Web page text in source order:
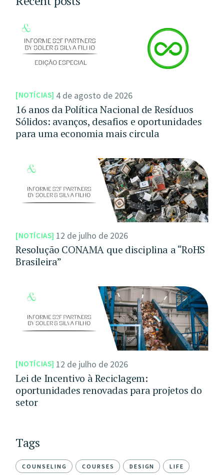
NOTÍCIAS 4 de agosto de 2026
16 anos da Política Nacional de Resíduos
Sólidos: avanços, desafios e oportunidades
para uma economia mais circula
NOTÍCIAS 12 de julho de 2026
Resolução CONAMA que disciplina a “RoHS
Brasileira”
NOTÍCIAS 12 de julho de 2026
Lei de Incentivo à Reciclagem:
oportunidades renovadas para projetos do
setor
Tags
COUNSELING COURSES DESIGN LIFE